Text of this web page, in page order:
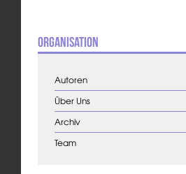
Organisation
Autoren
Über Uns
Archiv
Team